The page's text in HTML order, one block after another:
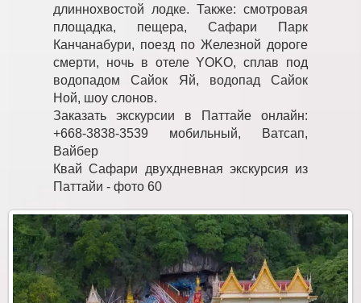
длиннохвостой лодке. Также: смотровая
площадка, пещера, Сафари Парк
Канчанабури, поезд по Железной дороге
смерти, ночь в отеле YOKO, сплав под
водопадом Сайок Яй, водопад Сайок
Ной, шоу слонов.
Заказать экскурсии в Паттайе онлайн:
+668-3838-3539 мобильный, Ватсап,
Вайбер
Квай Сафари двухдневная экскурсия из
Паттайи - фото 60